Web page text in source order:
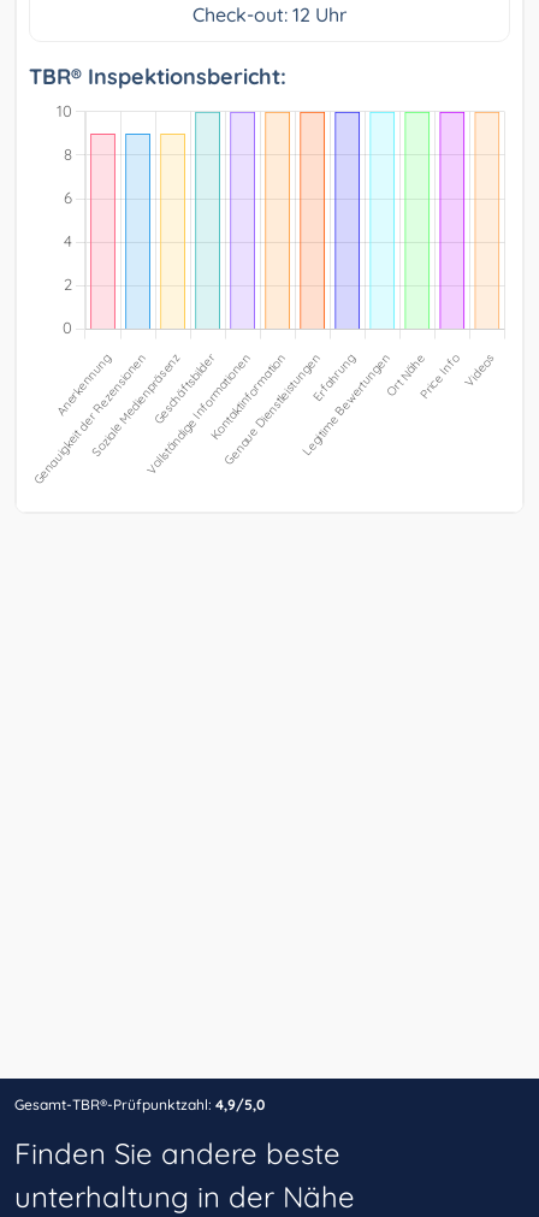
Check-out: 12 Uhr
TBR® Inspektionsbericht:
Gesamt-TBR®-Prüfpunktzahl: 4,9/5,0
Finden Sie andere beste
unterhaltung in der Nähe